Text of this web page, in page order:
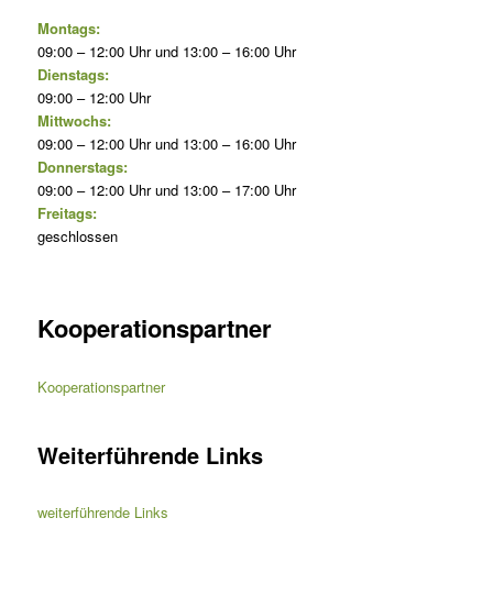
Montags:
09:00 – 12:00 Uhr und 13:00 – 16:00 Uhr
Dienstags:
09:00 – 12:00 Uhr
Mittwochs:
09:00 – 12:00 Uhr und 13:00 – 16:00 Uhr
Donnerstags:
09:00 – 12:00 Uhr und 13:00 – 17:00 Uhr
Freitags:
geschlossen
Kooperationspartner
Kooperationspartner
Weiterführende Links
weiterführende Links